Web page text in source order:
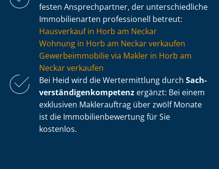
festen Ansprechpartner, der un­ter­schied­li­che
Immobilienarten professionell betreut:
Hausverkauf in Horb am Neckar
Wohnung in Horb am Neckar verkaufen
Ge­wer­be­im­mo­bi­lie via Makler in Horb am
Neckar verkaufen
Bei Heid wird die Wertermittlung durch Sach­
ver­stän­di­gen­kom­pe­tenz ergänzt: Bei einem
exklusiven Maklerauftrag über zwölf Monate
ist die Im­mo­bi­li­en­be­wer­tung für Sie
kostenlos.